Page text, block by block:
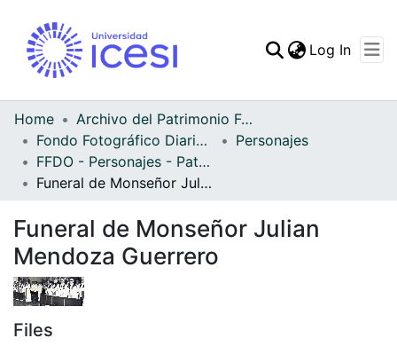
Statistics
Log In
Home
Archivo del Patrimonio Fotográfico y Fílmico del Valle del Cauca
Fondo Fotográfico Diario Occidente
Personajes
FFDO - Personajes - Patrimonial
Funeral de Monseñor Julian Mendoza Guerrero
Funeral de Monseñor Julian
Mendoza Guerrero
Files